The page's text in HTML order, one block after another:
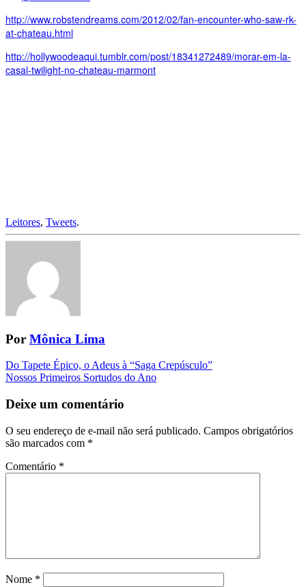
http://www.robstendreams.com/2012/02/fan-encounter-who-saw-rk-
at-chateau.html
http://hollywoodeaqui.tumblr.com/post/18341272489/morar-em-la-
casal-twilight-no-chateau-marmont
Leitores, Tweets.
Por Mônica Lima
Navegação
da
Postagem
Do Tapete Épico, o Adeus à “Saga Crepúsculo”
Nossos Primeiros Sortudos do Ano
Deixe um comentário
O seu endereço de e-mail não será publicado. Campos obrigatórios
são marcados com *
Comentário *
Nome *